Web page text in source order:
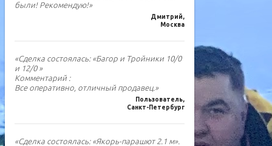
были! Рекомендую!»
Дмитрий,
Москва
«Сделка состоялась: «Багор и Тройники 10/0
и 12/0 »
Комментарий :
Все оперативно, отличный продавец.»
Пользователь,
Санкт-Петербург
«Сделка состоялась: «Якорь-парашют 2.1 м».